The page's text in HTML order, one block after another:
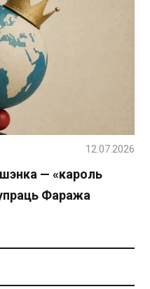
— «кароль
Фаража
12.07.2026